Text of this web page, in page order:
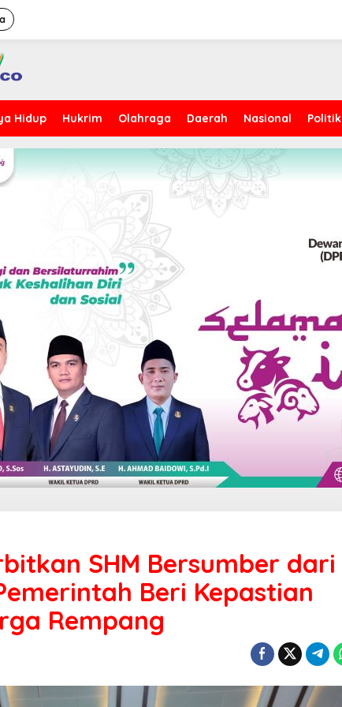
Hidup Hukrim Olahraga Daerah Nasional Politik
SHM Bersumber dari
Beri Kepastian
Rempang